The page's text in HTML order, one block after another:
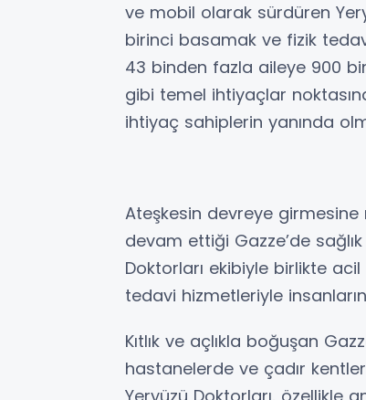
ve mobil olarak sürdüren
birinci basamak ve fizik
43 binden fazla aileye 900
gibi temel ihtiyaçlar
ihtiyaç sahiplerin yanında
Ateşkesin devreye girmesine
devam ettiği Gazze’de
Doktorları ekibiyle birlikte
tedavi hizmetleriyle
Kıtlık ve açlıkla boğuşan
hastanelerde ve çadır